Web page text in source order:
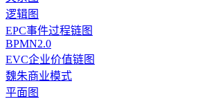
逻辑图
EPC事件过程链图
BPMN2.0
EVC企业价值链图
魏朱商业模式
平面图